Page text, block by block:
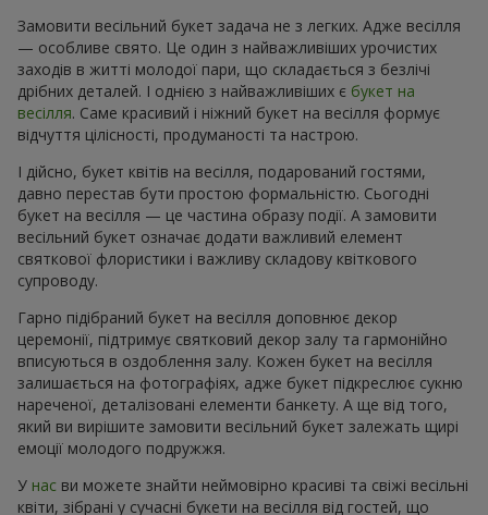
Замовити весільний букет задача не з легких. Адже весілля
— особливе свято. Це один з найважливіших урочистих
заходів в житті молодої пари, що складається з безлічі
дрібних деталей. І однією з найважливіших є букет на
весілля. Саме красивий і ніжний букет на весілля формує
відчуття цілісності, продуманості та настрою.
І дійсно, букет квітів на весілля, подарований гостями,
давно перестав бути простою формальністю. Сьогодні
букет на весілля — це частина образу події. А замовити
весільний букет означає додати важливий елемент
святкової флористики і важливу складову квіткового
супроводу.
Гарно підібраний букет на весілля доповнює декор
церемонії, підтримує святковий декор залу та гармонійно
вписуються в оздоблення залу. Кожен букет на весілля
залишається на фотографіях, адже букет підкреслює сукню
нареченої, деталізовані елементи банкету. А ще від того,
який ви вирішите замовити весільний букет залежать щирі
емоції молодого подружжя.
У нас ви можете знайти неймовірно красиві та свіжі весільні
квіти, зібрані у сучасні букети на весілля від гостей, що